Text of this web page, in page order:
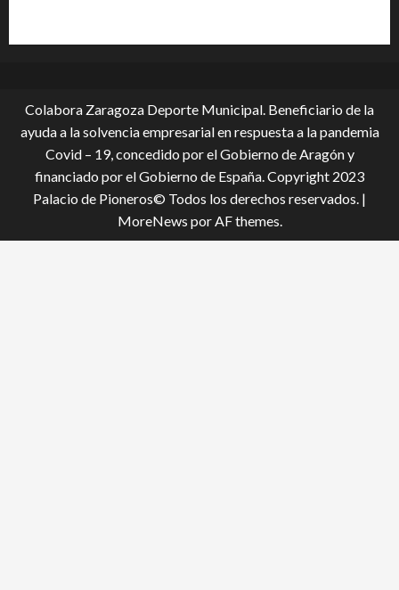
Colabora Zaragoza Deporte Municipal. Beneficiario de la
ayuda a la solvencia empresarial en respuesta a la pandemia
Covid – 19, conce­dido por el Gobierno de Aragón y
financiado por el Gobierno de España. Copyright 2023
Palacio de Pioneros© Todos los derechos reservados. |
MoreNews por AF themes.